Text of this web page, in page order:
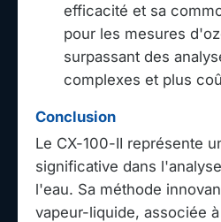
efficacité et sa
pour les mesures
surpassant des
complexes et plus
Conclusion
Le CX-100-II représente
significative dans
l'eau. Sa méthode
vapeur-liquide, associée